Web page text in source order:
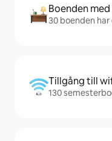
Boenden
30 boenden
Tillgång till
130